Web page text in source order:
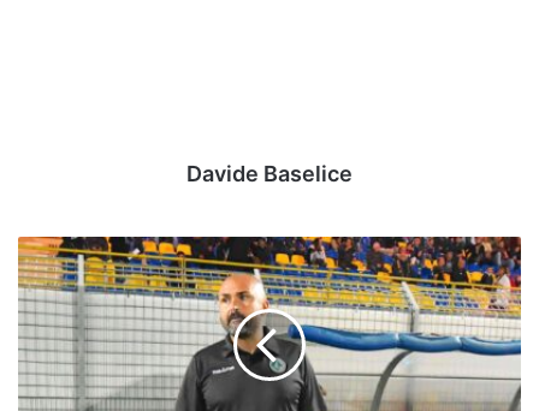
Davide Baselice
Avellino,
cosa
accadrà
lunedì?
Il
futuro
di